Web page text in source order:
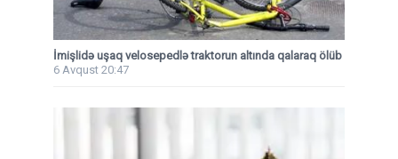
İmişlidə uşaq velosepedlə traktorun altında qalaraq ölüb
6 Avqust 20:47